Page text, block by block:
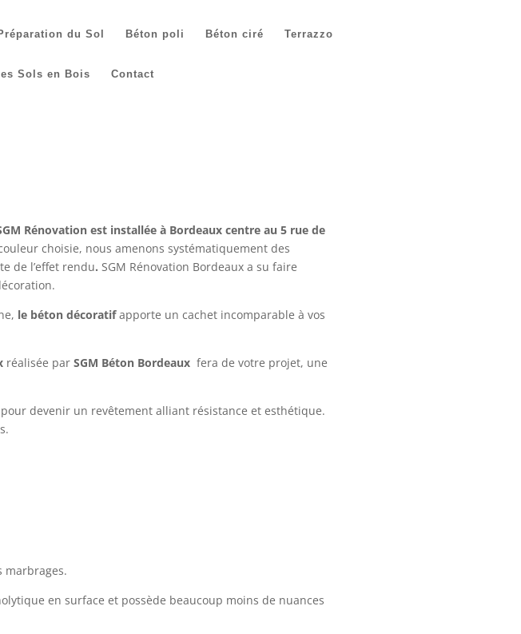
du Sol Béton poli Béton ciré Terrazzo
Sols en Bois Contact
Rénovation est installée à Bordeaux centre au 5 rue de
choisie, nous amenons systématiquement des
de l’effet rendu. SGM Rénovation Bordeaux a su faire
le béton décoratifapporte un cachet incomparable à vos
réalisée par SGM Béton Bordeauxfera de votre projet, une
devenir un revêtement alliant résistance et esthétique.
marbrages.
en surface et possède beaucoup moins de nuances